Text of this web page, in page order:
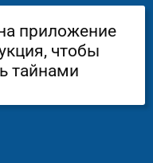
приложение
чтобы
тайнами